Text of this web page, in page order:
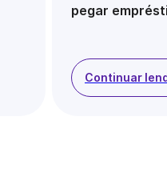
pegar
Continuar